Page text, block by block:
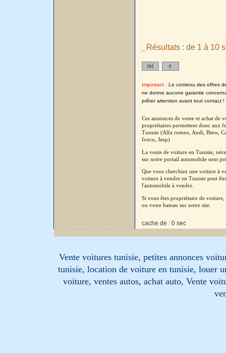
Résultats : de 1 à 10
Important : Le contenu des offres
ne donne aucune garantie
prêter attention avant tout contact !
Ces annonces de vente et achat de
propriétaires permettent donc aux
Tunisie (Alfa romeo, Audi, Bmw,
Iveco, Jeep)
La vente de voiture en Tunisie,
sur notre portail automobile sont
Que vous cherchiez une voiture à
voiture à vendre en Tunisie peut
l'automobile à vendre.
Si vous êtes propriétaire de
ou votre bateau sur notre site.
cache de : 0 sec
Vente voitures tunisie, petites annonces
tunisie, location de voiture en tunisie, louer
voiture, ventes autos, achat auto, Vente